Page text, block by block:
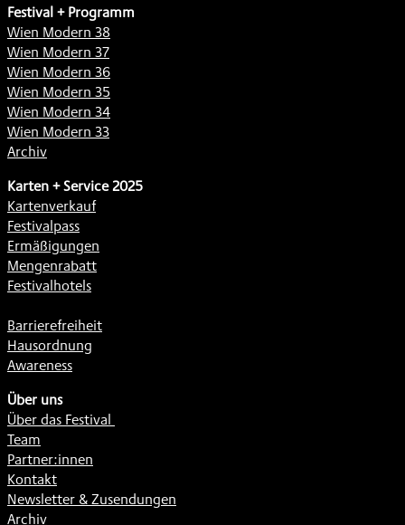
Festival + Programm
Wien Modern 38
Wien Modern 37
Wien Modern 36
Wien Modern 35
Wien Modern 34
Wien Modern 33
Archiv
Karten + Service 2025
Kartenverkauf
Festivalpass
Ermäßigungen
Mengenrabatt
Festivalhotels
Barrierefreiheit
Hausordnung
Awareness
Über uns
Über das Festival
Team
Partner:innen
Kontakt
Newsletter & Zusendungen
Archiv